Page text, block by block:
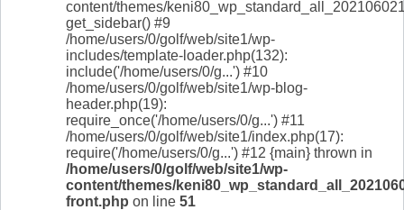
content/themes/
get_sidebar() #9
/home/users/0/golf/web/site1/wp-
includes/template-loader.php(132):
include('/home/users/0/g...') #10
/home/users/0/golf/web/site1/wp-blog-
header.php(19):
require_once('/home/users/0/g...') #11
/home/users/0/golf/web/site1/index.php(17):
require('/home/users/0/g...') #12 {main} thrown in
/home/users/0/golf/web/site1/wp-
content/themes/
front.php on line 51